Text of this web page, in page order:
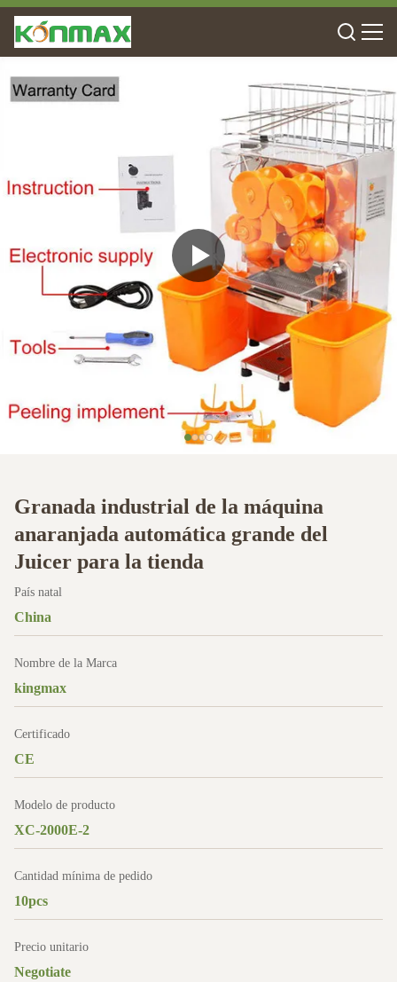
Granada industrial de la máquina
anaranjada automática grande del
Juicer para la tienda
País natal
China
Nombre de la Marca
kingmax
Certificado
CE
Modelo de producto
XC-2000E-2
Cantidad mínima de pedido
10pcs
Precio unitario
Negotiate